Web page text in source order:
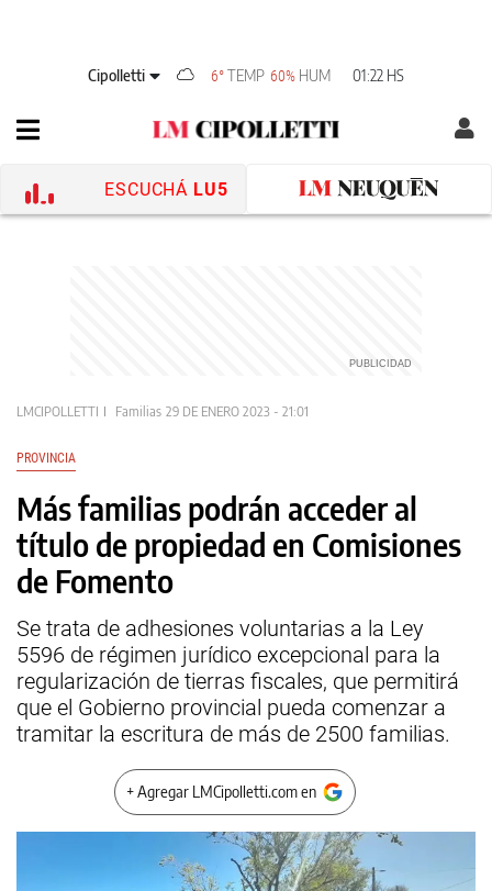
Cipolletti 6°TEMP 60% HUM 01:22 HS
ESCUCHÁ LU5
LMCIPOLLETTI Familias 29 DE ENERO 2023 - 21:01
PROVINCIA
Más familias podrán acceder al
título de propiedad en Comisiones
de Fomento
Se trata de adhesiones voluntarias a la Ley
5596 de régimen jurídico excepcional para la
regularización de tierras fiscales, que permitirá
que el Gobierno provincial pueda comenzar a
tramitar la escritura de más de 2500 familias.
+ Agregar LMCipolletti.com en